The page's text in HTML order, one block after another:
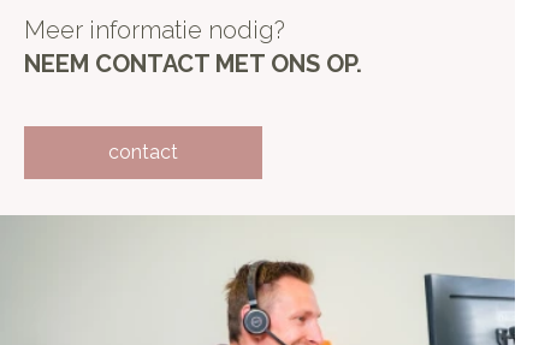
Meer informatie nodig?
NEEM CONTACT MET ONS OP.
contact